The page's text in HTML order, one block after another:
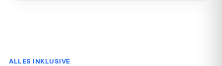
ALLES INKLUSIVE